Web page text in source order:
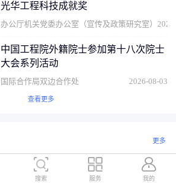
光华工程科技成就奖
办公厅机关党委办公室（宣传及政策研究室）
中国工程院外籍院士参加第十八次院士
大会系列活动
国际合作局双边合作处 2026-08-03
查看更多
更多
搜索 服务 我的